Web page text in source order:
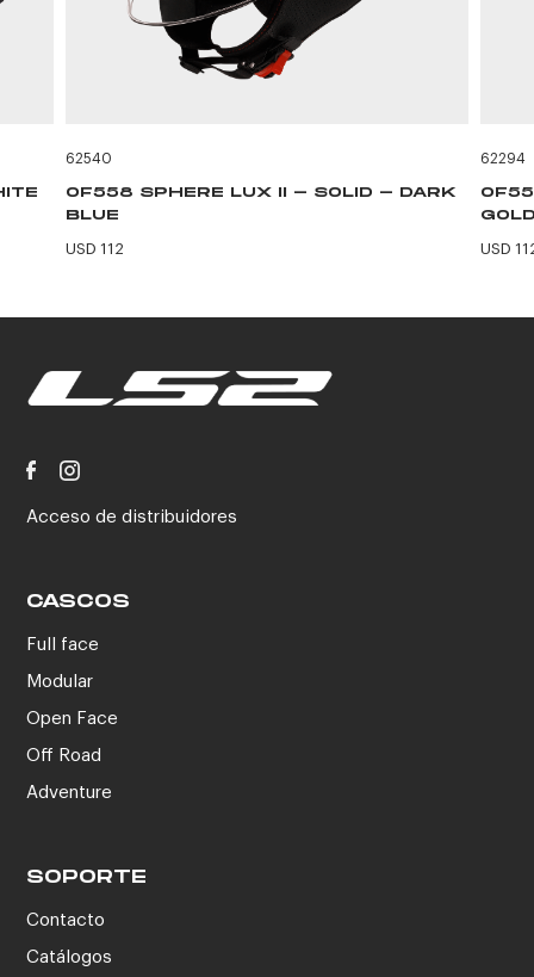
62540
OF558 SPHERE LUX II - SOLID - DARK
BLUE
USD 112
62294
USD
Acceso de distribuidores
CASCOS
Full face
Modular
Open Face
Off Road
Adventure
SOPORTE
Contacto
Catálogos